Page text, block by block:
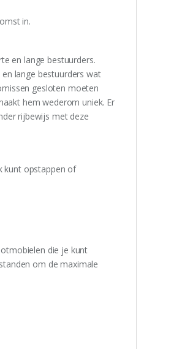
in.
en lange bestuurders.
lange bestuurders wat
gesloten moeten
hem wederom uniek. Er
rijbewijs met deze
kunt opstappen of
die je kunt
om de maximale